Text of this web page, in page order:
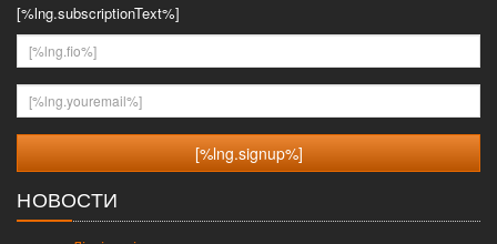
[%lng.subscriptionText%]
[%lng.fio%]
[%lng.youremail%]
НОВОСТИ